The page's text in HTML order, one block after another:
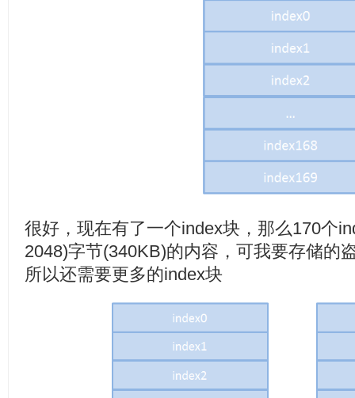
很好，现在有了一个index块，那么170个
2048)字节(340KB)的内容，可我要存储的
所以还需要更多的index块